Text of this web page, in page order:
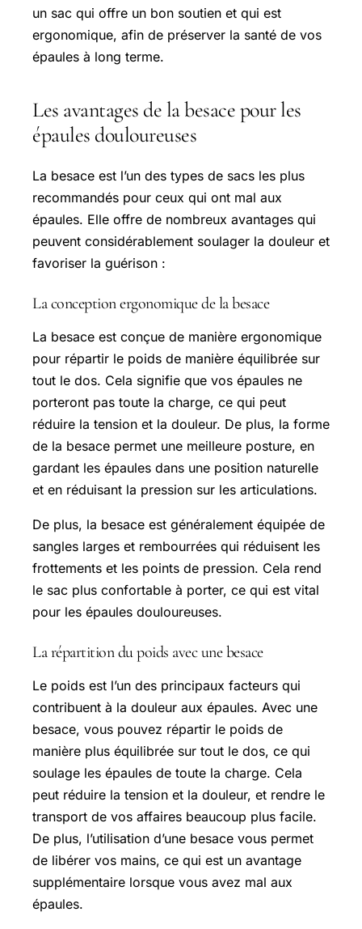
un sac qui offre un bon soutien et qui est
ergonomique, afin de préserver la santé de vos
épaules à long terme.
Les avantages de la besace pour les
épaules douloureuses
La besace est l’un des types de sacs les plus
recommandés pour ceux qui ont mal aux
épaules. Elle offre de nombreux avantages qui
peuvent considérablement soulager la douleur et
favoriser la guérison :
La conception ergonomique de la besace
La besace est conçue de manière ergonomique
pour répartir le poids de manière équilibrée sur
tout le dos. Cela signifie que vos épaules ne
porteront pas toute la charge, ce qui peut
réduire la tension et la douleur. De plus, la forme
de la besace permet une meilleure posture, en
gardant les épaules dans une position naturelle
et en réduisant la pression sur les articulations.
De plus, la besace est généralement équipée de
sangles larges et rembourrées qui réduisent les
frottements et les points de pression. Cela rend
le sac plus confortable à porter, ce qui est vital
pour les épaules douloureuses.
La répartition du poids avec une besace
Le poids est l’un des principaux facteurs qui
contribuent à la douleur aux épaules. Avec une
besace, vous pouvez répartir le poids de
manière plus équilibrée sur tout le dos, ce qui
soulage les épaules de toute la charge. Cela
peut réduire la tension et la douleur, et rendre le
transport de vos affaires beaucoup plus facile.
De plus, l’utilisation d’une besace vous permet
de libérer vos mains, ce qui est un avantage
supplémentaire lorsque vous avez mal aux
épaules.